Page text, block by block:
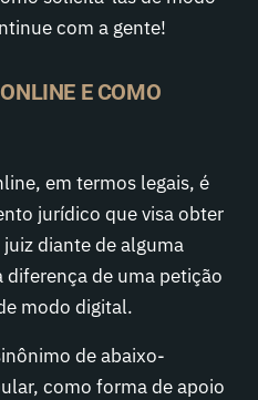
com a gente!
E COMO
em termos legais, é
jurídico que visa obter
diante de alguma
de uma petição
modo digital.
de abaixo-
como forma de apoio